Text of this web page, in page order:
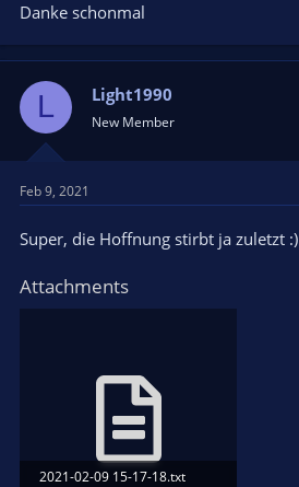
Danke schonmal
L Light1990
New Member
Feb 9, 2021
Super, die Hoffnung stirbt ja zuletzt :)
Attachments
2021-02-09 15-17-18.txt